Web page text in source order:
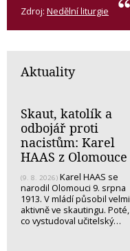
Zdroj: Nedělní liturgie
Aktuality
Skaut, katolík a
odbojář proti
nacistům: Karel
HAAS z Olomouce
(9. 8. 2026) Karel HAAS se
narodil Olomouci 9. srpna
1913. V mládí působil velmi
aktivně ve skautingu. Poté,
co vystudoval učitelský…